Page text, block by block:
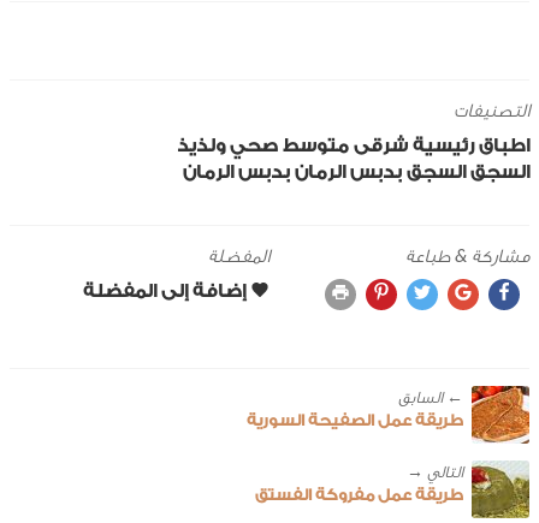
التصنيفات
اطباق رئيسية شرقى متوسط صحي ولذيذ
السجق السجق بدبس الرمان بدبس الرمان
مشاركة & طباعة المفضلة
← ‎السابق
طريقة عمل الصفيحة السورية
طريقة عمل مفروكة الفستق